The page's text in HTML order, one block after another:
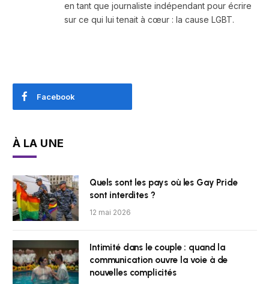
en tant que journaliste indépendant pour écrire
sur ce qui lui tenait à cœur : la cause LGBT.
Facebook
À LA UNE
Quels sont les pays où les Gay Pride
sont interdites ?
12 mai 2026
Intimité dans le couple : quand la
communication ouvre la voie à de
nouvelles complicités